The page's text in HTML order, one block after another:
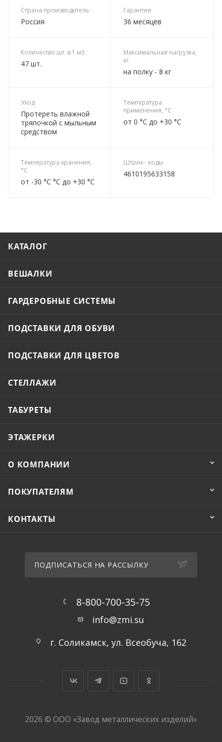
Страна производитель
Россия
Гарантия
36 месяцев
Количество шт. в 1 м3
47 шт.
Максимальная нагрузка,
кг
на полку - 8 кг
Уход
Протереть влажной
тряпочкой с мыльным
средством
Температура
применения, °C
от 0 °C до +30 °C
Температура хранения,
°C
от -30 °C °C до +30 °C
Штрих - коды
4610195633158
КАТАЛОГ
ВЕШАЛКИ
ГАРДЕРОБНЫЕ СИСТЕМЫ
ПОДСТАВКИ ДЛЯ ОБУВИ
ПОДСТАВКИ ДЛЯ ЦВЕТОВ
СТЕЛЛАЖИ
ТАБУРЕТЫ
ЭТАЖЕРКИ
О КОМПАНИИ
ПОКУПАТЕЛЯМ
КОНТАКТЫ
ПОДПИСАТЬСЯ НА РАССЫЛКУ
8-800-700-35-75
info@zmi.su
г. Соликамск, ул. Всеобуча, 162
2026 © ООО «Завод металлических изделий»